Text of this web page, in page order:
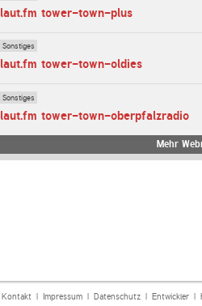
laut.fm tower-town-plus
Sonstiges
laut.fm tower-town-oldies
Sonstiges
laut.fm tower-town-oberpfalzradio
Mehr
Kontakt| Impressum| Datenschutz| Entwickler|